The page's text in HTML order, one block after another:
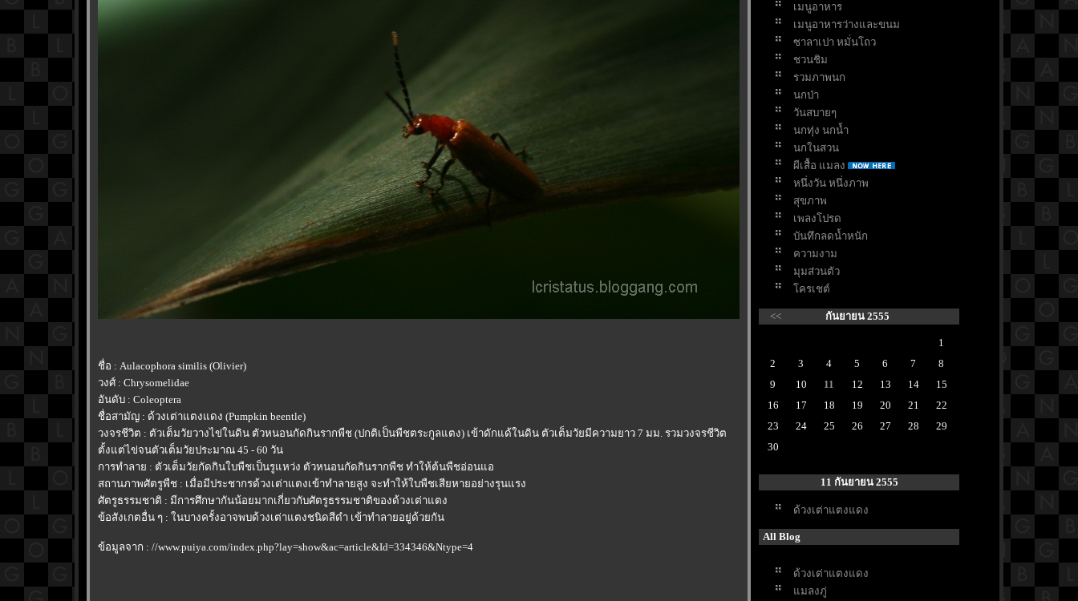
ชื่อ : Aulacophora similis (Olivier)
วงศ์ : Chrysomelidae
อันดับ : Coleoptera
ชื่อสามัญ : ด้วงเต่าแตงแดง (Pumpkin beentle)
วงจรชีวิต : ตัวเต็มวัยวางไข่ในดิน ตัวหนอนกัดกินรากพืช (ปกติเป็นพืชตระกูลแตง) เข้าดักแด้ในดิน ตัวเต็มวัยมีความยาว 7 มม. รวมวงจรชีวิต
ตั้งแต่ไข่จนตัวเต็มวัยประมาณ 45 - 60 วัน
การทำลาย : ตัวเต็มวัยกัดกินใบพืชเป็นรูแหว่ง ตัวหนอนกัดกินรากพืช ทำให้ต้นพืชอ่อนแอ
สถานภาพศัตรูพืช : เมื่อมีประชากรด้วงเต่าแตงเข้าทำลายสูง จะทำให้ใบพืชเสียหายอย่างรุนแรง
ศัตรูธรรมชาติ : มีการศึกษากันน้อยมากเกี่ยวกับศัตรูธรรมชาติของด้วงเต่าแตง
ข้อสังเกตอื่น ๆ : ในบางครั้งอาจพบด้วงเต่าแตงชนิดสีดำ เข้าทำลายอยู่ด้วยกัน
ข้อมูลจาก : //www.puiya.com/index.php?lay=show&ac=article&Id=334346&Ntype=4
เมนูอาหาร
เมนูอาหารว่างและขนม
ซาลาเปา หมั่นโถว
ชวนชิม
รวมภาพนก
นกป่า
วันสบายๆ
นกทุ่ง นกน้ำ
นกในสวน
ผีเสื้อ แมลง
หนึ่งวัน หนึ่งภาพ
สุขภาพ
เพลงโปรด
บันทึกลดน้ำหนัก
ความงาม
มุมส่วนตัว
ครเชต์
<< กันยายน 2555
1
2
3 4 5 6 7
8
9
10 11 12 13 14
15
16
17 18 19 20 21
22
23
24 25 26 27 28
29
30
11 กันยายน 2555
ด้วงเต่าแตงแดง
All Blog
ด้วงเต่าแตงแดง
มลงภู่